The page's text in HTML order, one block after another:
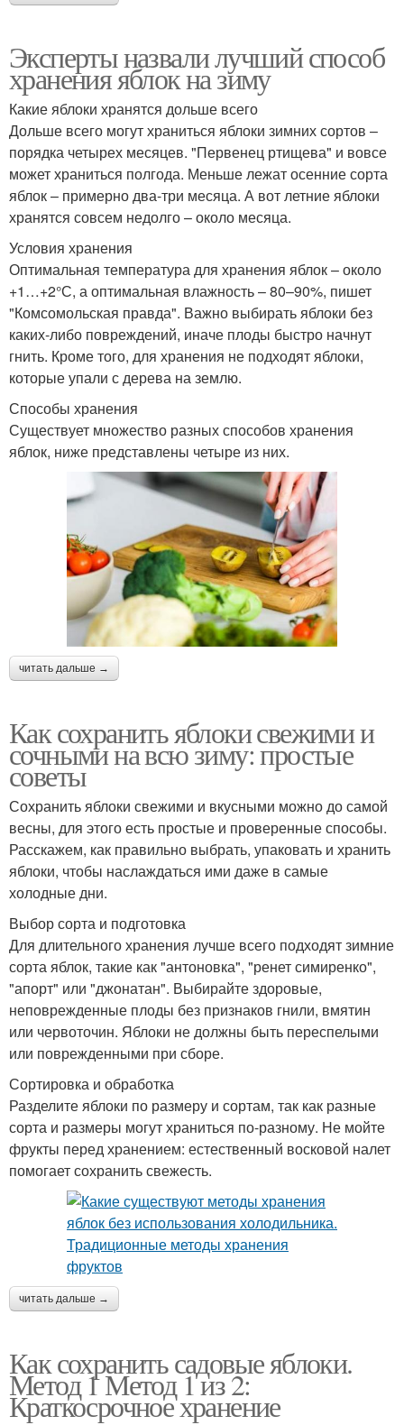
Эксперты назвали лучший способ
хранения яблок на зиму
Какие яблоки хранятся дольше всего
Дольше всего могут храниться яблоки зимних сортов –
порядка четырех месяцев. "Первенец ртищева" и вовсе
может храниться полгода. Меньше лежат осенние сорта
яблок – примерно два-три месяца. А вот летние яблоки
хранятся совсем недолго – около месяца.
Условия хранения
Оптимальная температура для хранения яблок – около
+1…+2°С, а оптимальная влажность – 80–90%, пишет
"Комсомольская правда". Важно выбирать яблоки без
каких-либо повреждений, иначе плоды быстро начнут
гнить. Кроме того, для хранения не подходят яблоки,
которые упали с дерева на землю.
Способы хранения
Существует множество разных способов хранения
яблок, ниже представлены четыре из них.
читать дальше →
Как сохранить яблоки свежими и
сочными на всю зиму: простые
советы
Сохранить яблоки свежими и вкусными можно до самой
весны, для этого есть простые и проверенные способы.
Расскажем, как правильно выбрать, упаковать и хранить
яблоки, чтобы наслаждаться ими даже в самые
холодные дни.
Выбор сорта и подготовка
Для длительного хранения лучше всего подходят зимние
сорта яблок, такие как "антоновка", "ренет симиренко",
"апорт" или "джонатан". Выбирайте здоровые,
неповрежденные плоды без признаков гнили, вмятин
или червоточин. Яблоки не должны быть переспелыми
или поврежденными при сборе.
Сортировка и обработка
Разделите яблоки по размеру и сортам, так как разные
сорта и размеры могут храниться по-разному. Не мойте
фрукты перед хранением: естественный восковой налет
помогает сохранить свежесть.
читать дальше →
Как сохранить садовые яблоки.
Метод 1 Метод 1 из 2:
Краткосрочное хранение